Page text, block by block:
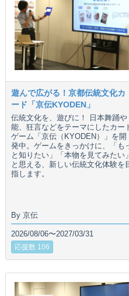
遊んで広がる！京都伝統文化カ
ード「京伝KYODEN」
伝統文化を、遊びに！ 日本舞踊や
能、狂言などをテーマにしたカー
ゲーム「京伝（KYODEN）」を開
発中。ゲームをきっかけに、「も
と知りたい」「本物を見てみたい」
と思える、新しい伝統文化体験を
指します。
By 京伝
2026/08/06〜2027/03/31
応援数 106